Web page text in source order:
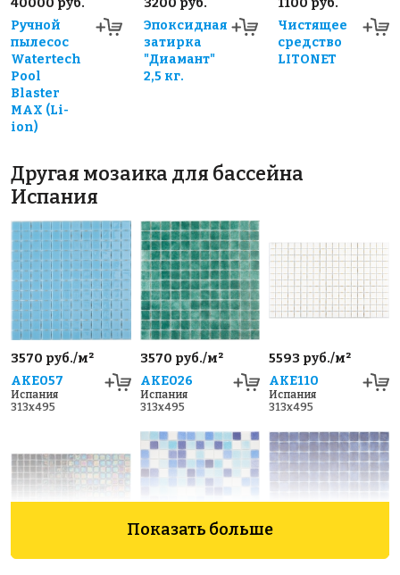
Ручной
пылесос
Watertech
Pool
Blaster
MAX (Li-
ion)
Эпоксидная
затирка
"Диамант"
2,5 кг.
Чистящее
средство
LITONET
Другая мозаика для бассейна
Испания
3570 руб./м²
AKE057
Испания
313x495
3570 руб./м²
AKE026
Испания
313x495
5593 руб./м²
AKE110
Испания
313x495
Показать больше